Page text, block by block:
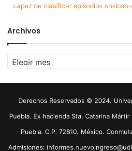
capaz de clasificar episodios
Archivos
Archivos
Derechos Reservados © 2024.
Puebla. Ex hacienda Sta. Catarina
Puebla. C.P. 72810. México.
Admisiones: